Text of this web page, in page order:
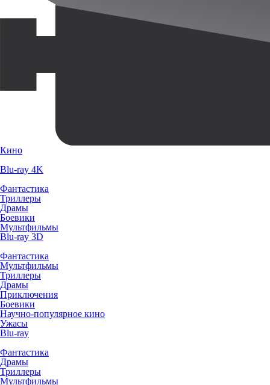
Кино
Blu-ray 4K
Фантастика
Триллеры
Драмы
Боевики
Мультфильмы
Blu-ray 3D
Фантастика
Мультфильмы
Триллеры
Драмы
Приключения
Боевики
Научно-популярное кино
Ужасы
Blu-ray
Фантастика
Драмы
Триллеры
Мультфильмы